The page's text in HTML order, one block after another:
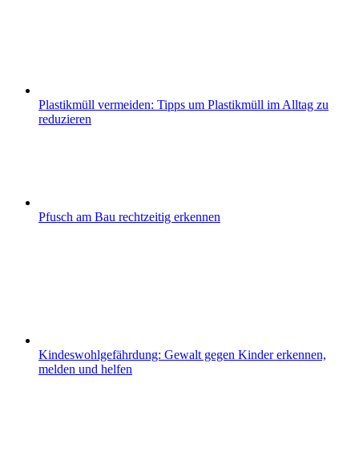
Plastikmüll vermeiden: Tipps um Plastikmüll im Alltag zu
reduzieren
Pfusch am Bau rechtzeitig erkennen
Kindeswohlgefährdung: Gewalt gegen Kinder erkennen,
melden und helfen